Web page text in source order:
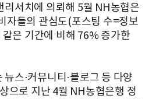
리서치에 의뢰해 5월 NH농협은
자들의 관심도(포스팅 수=정보
은 기간에 비해 76% 증가한
스·커뮤니티·블로그 등 다양
으로 지난 4월 NH농협은행 정